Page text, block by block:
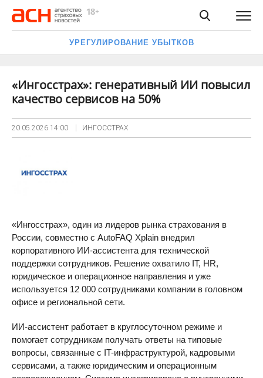
УРЕГУЛИРОВАНИЕ УБЫТКОВ
«Ингосстрах»: генеративный ИИ повысил
качество сервисов на 50%
20.05.2026 14:00 ИНГОССТРАХ
«Ингосстрах», один из лидеров рынка страхования в
России, совместно с AutoFAQ Xplain внедрил
корпоративного ИИ-ассистента для технической
поддержки сотрудников. Решение охватило IT, HR,
юридическое и операционное направления и уже
используется 12 000 сотрудниками компании в головном
офисе и региональной сети.
ИИ-ассистент работает в круглосуточном режиме и
помогает сотрудникам получать ответы на типовые
вопросы, связанные с IT-инфраструктурой, кадровыми
сервисами, а также юридическим и операционным